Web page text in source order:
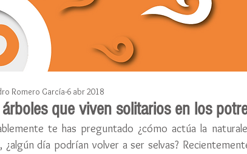
que viven solitarios en los
Romero García 6 abr 2018
te has preguntado ¿cómo actúa la
¿algún día podrían volver a ser selvas?